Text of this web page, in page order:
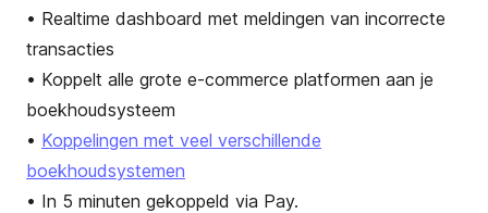
• Realtime dashboard met meldingen van incorrecte
transacties
• Koppelt alle grote e-commerce platformen aan je
boekhoudsysteem
• Koppelingen met veel verschillende
boekhoudsystemen
• In 5 minuten gekoppeld via Pay.